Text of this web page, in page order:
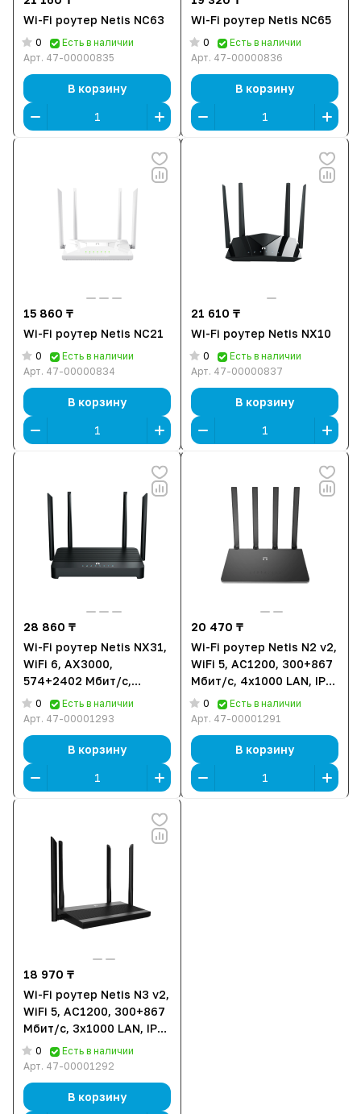
Wi-Fi роутер Netis NC63
0
Есть в наличии
Арт. 47-00000835
В корзину
Wi-Fi роутер Netis NC65
0
Есть в наличии
Арт. 47-00000836
В корзину
15 860 ₸
Wi-Fi роутер Netis NC21
0
Есть в наличии
Арт. 47-00000834
В корзину
21 610 ₸
Wi-Fi роутер Netis NX10
0
Есть в наличии
Арт. 47-00000837
В корзину
28 860 ₸
Wi-Fi роутер Netis NX31,
WiFi 6, AX3000,
574+2402 Мбит/с,
4x5dBi, TR-069, Mesh,
IPTV, GWAN, 3xGLAN
0
Есть в наличии
Арт. 47-00001293
В корзину
20 470 ₸
Wi-Fi роутер Netis N2 v2,
WiFi 5, AC1200, 300+867
Мбит/с, 4x1000 LAN, IP-
TV, TR069, Easy Mesh
0
Есть в наличии
Арт. 47-00001291
В корзину
18 970 ₸
Wi-Fi роутер Netis N3 v2,
WiFi 5, AC1200, 300+867
Мбит/с, 3x1000 LAN, IP-
TV, TR069, Easy Mesh
0
Есть в наличии
Арт. 47-00001292
В корзину